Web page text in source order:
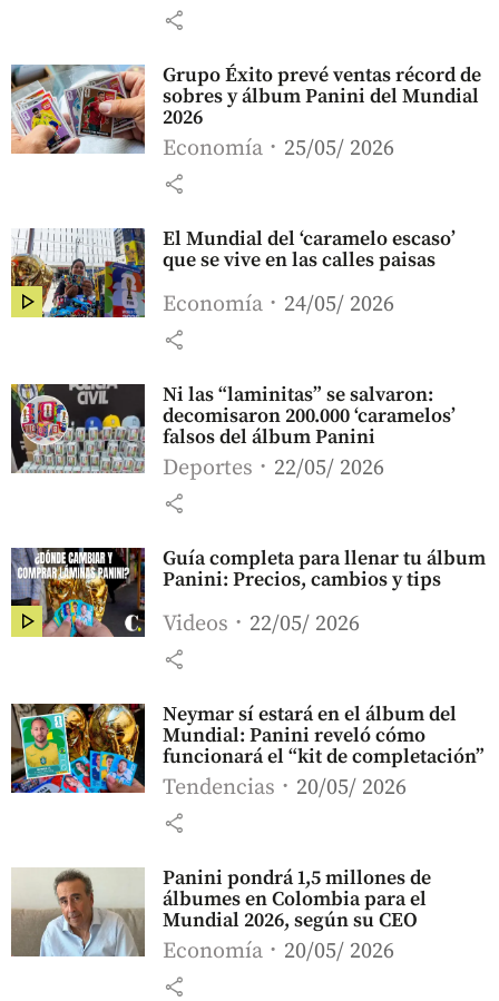
share
Grupo Éxito prevé ventas récord de
sobres y álbum Panini del Mundial
2026
Economía 25/05/ 2026
share
El Mundial del ‘caramelo escaso’
que se vive en las calles paisas
Economía 24/05/ 2026
share
Ni las “laminitas” se salvaron:
decomisaron 200.000 ‘caramelos’
falsos del álbum Panini
Deportes 22/05/ 2026
share
Guía completa para llenar tu álbum
Panini: Precios, cambios y tips
Videos 22/05/ 2026
share
Neymar sí estará en el álbum del
Mundial: Panini reveló cómo
funcionará el “kit de completación”
Tendencias 20/05/ 2026
share
Panini pondrá 1,5 millones de
álbumes en Colombia para el
Mundial 2026, según su CEO
Economía 20/05/ 2026
share